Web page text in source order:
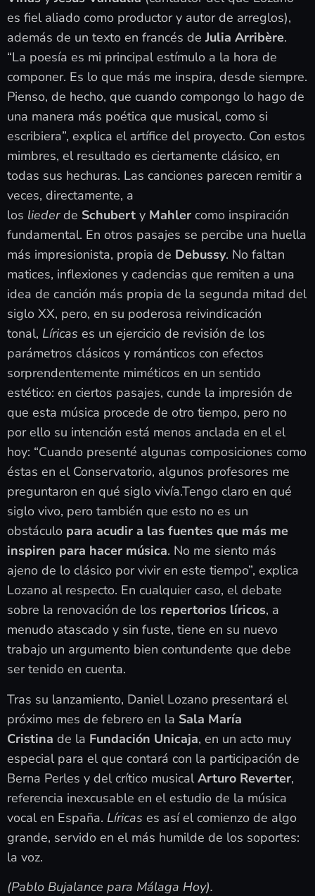
es fiel aliado como productor y autor de arreglos),
además de un texto en francés de Julia Arribère.
“La poesía es mi principal estímulo a la hora de
componer. Es lo que más me inspira, desde siempre.
Pienso, de hecho, que cuando compongo lo hago de
una manera más poética que musical, como si
escribiera”, explica el artífice del proyecto. Con estos
mimbres, el resultado es ciertamente clásico, en
todas sus hechuras. Las canciones parecen remitir a
veces, directamente, a
los liederde Schubert y Mahler como inspiración
fundamental. En otros pasajes se percibe una huella
más impresionista, propia de Debussy. No faltan
matices, inflexiones y cadencias que remiten a una
idea de canción más propia de la segunda mitad del
siglo XX, pero, en su poderosa reivindicación
tonal, Líricas es un ejercicio de revisión de los
parámetros clásicos y románticos con efectos
sorprendentemente miméticos en un sentido
estético: en ciertos pasajes, cunde la impresión de
que esta música procede de otro tiempo, pero no
por ello su intención está menos anclada en el el
hoy: “Cuando presenté algunas composiciones como
éstas en el Conservatorio, algunos profesores me
preguntaron en qué siglo vivía.Tengo claro en qué
siglo vivo, pero también que esto no es un
obstáculo para acudir a las fuentes que más me
inspiren para hacer música. No me siento más
ajeno de lo clásico por vivir en este tiempo”, explica
Lozano al respecto. En cualquier caso, el debate
sobre la renovación de los repertorios líricos, a
menudo atascado y sin fuste, tiene en su nuevo
trabajo un argumento bien contundente que debe
ser tenido en cuenta.
Tras su lanzamiento, Daniel Lozano presentará el
próximo mes de febrero en la Sala María
Cristina de la Fundación Unicaja, en un acto muy
especial para el que contará con la participación de
Berna Perles y del crítico musicalArturo Reverter,
referencia inexcusable en el estudio de la música
vocal en España. Líricas es así el comienzo de algo
grande, servido en el más humilde de los soportes:
la voz.
(Pablo Bujalance para Málaga Hoy).